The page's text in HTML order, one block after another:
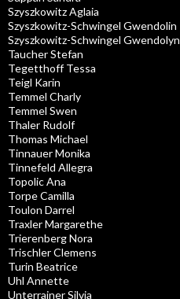
Szyszkowitz Aglaia
Szyszkowitz-Schwingel Gwendolin
Szyszkowitz-Schwingel Gwendolyn
Taucher Stefan
Tegetthoff Tessa
Teigl Karin
Temmel Charly
Temmel Swen
Thaler Rudolf
Thomas Michael
Tinnauer Monika
Tinnefeld Allegra
Topolic Ana
Torpe Camilla
Toulon Darrel
Traxler Margarethe
Trierenberg Nora
Trischler Clemens
Turin Beatrice
Uhl Annette
Unterrainer Silvia